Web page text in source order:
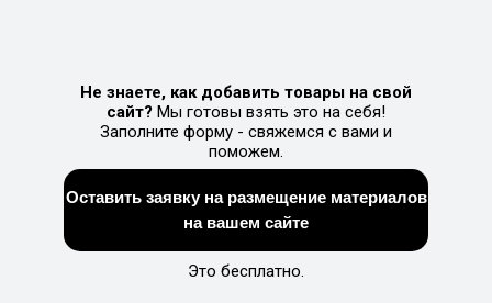
Оставить заявку на размещение материалов
на вашем сайте
Это бесплатно.
Не знаете, как добавить товары на свой
сайт? Мы готовы взять это на себя!
Заполните форму - свяжемся с вами и
поможем.